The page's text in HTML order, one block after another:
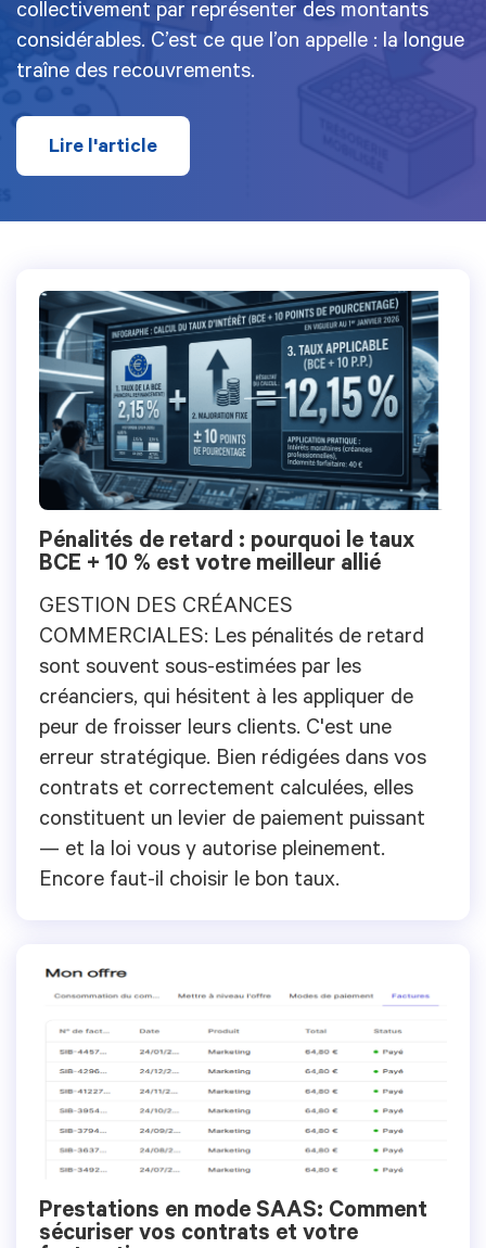
collectivement par représenter des montants
considérables. C’est ce que l’on appelle : la longue
traîne des recouvrements.
Lire l'article
Pénalités de retard : pourquoi le taux
BCE + 10 % est votre meilleur allié
GESTION DES CRÉANCES
COMMERCIALES: Les pénalités de retard
sont souvent sous-estimées par les
créanciers, qui hésitent à les appliquer de
peur de froisser leurs clients. C'est une
erreur stratégique. Bien rédigées dans vos
contrats et correctement calculées, elles
constituent un levier de paiement puissant
— et la loi vous y autorise pleinement.
Encore faut-il choisir le bon taux.
Prestations en mode SAAS: Comment
sécuriser vos contrats et votre